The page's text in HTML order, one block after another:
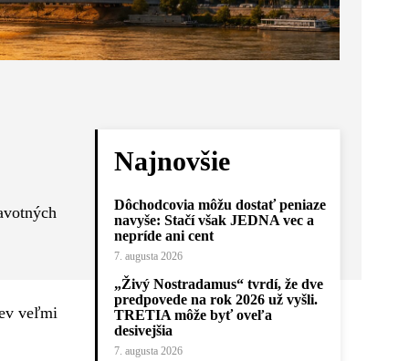
veľmi
Najnovšie
Dôchodcovia môžu dostať peniaze
navyše: Stačí však JEDNA vec a
nepríde ani cent
7. augusta 2026
„Živý Nostradamus“ tvrdí, že dve
predpovede na rok 2026 už vyšli.
TRETIA môže byť oveľa
desivejšia
7. augusta 2026